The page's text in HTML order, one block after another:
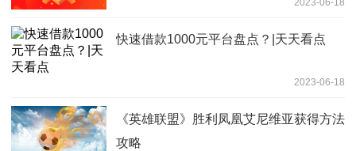
2023-06-18
快速借款1000元平台盘点？|天天看点
2023-06-18
《英雄联盟》胜利凤凰艾尼维亚获得方法
攻略